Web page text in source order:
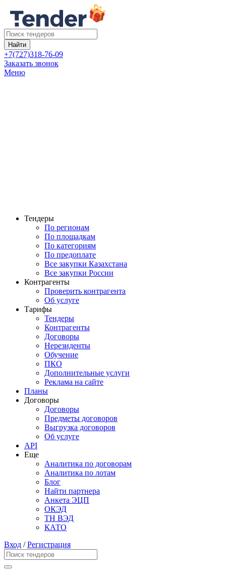
Найти
+7(727)318-76-09
Заказать звонок
Меню
Тендеры
По регионам
По площадкам
По категориям
По предоплате
Все закупки Казахстана
Все закупки России
Контрагенты
Проверить контрагента
Об услуге
Тарифы
Тендеры
Контрагенты
Договоры
Нерезиденты
Обучение
ПКО
Дополнительные услуги
Реклама на сайте
Планы
Договоры
Договоры
Предметы договоров
Выгрузка договоров
Об услуге
API
Еще
Аналитика по договорам
Аналитика по лотам
Блог
Найти партнера
Анкета ЭЦП
ОКЭД
ТН ВЭД
КАТО
Вход /Регистрация